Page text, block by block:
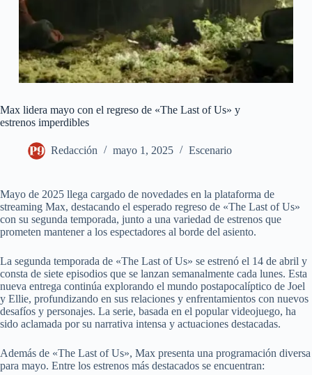
Max lidera mayo con el regreso de «The Last of Us» y
estrenos imperdibles
Redacción mayo 1, 2025 Escenario
Mayo de 2025 llega cargado de novedades en la plataforma de
streaming Max, destacando el esperado regreso de «The Last of Us»
con su segunda temporada, junto a una variedad de estrenos que
prometen mantener a los espectadores al borde del asiento.
La segunda temporada de «The Last of Us» se estrenó el 14 de abril y
consta de siete episodios que se lanzan semanalmente cada lunes. Esta
nueva entrega continúa explorando el mundo postapocalíptico de Joel
y Ellie, profundizando en sus relaciones y enfrentamientos con nuevos
desafíos y personajes. La serie, basada en el popular videojuego, ha
sido aclamada por su narrativa intensa y actuaciones destacadas.
Además de «The Last of Us», Max presenta una programación diversa
para mayo. Entre los estrenos más destacados se encuentran: